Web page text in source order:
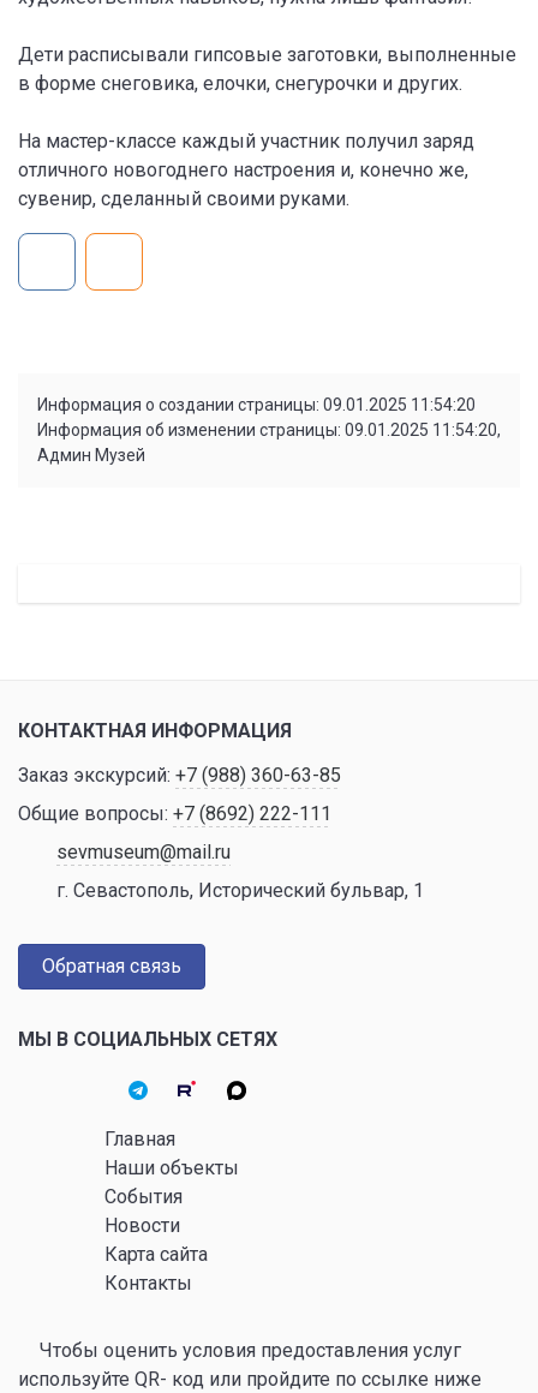
Дети расписывали гипсовые заготовки, выполненные
в форме снеговика, елочки, снегурочки и других.
На мастер-классе каждый участник получил заряд
отличного новогоднего настроения и, конечно же,
сувенир, сделанный своими руками.
Информация о создании страницы: 09.01.2025 11:54:20
Информация об изменении страницы: 09.01.2025 11:54:20,
Админ Музей
КОНТАКТНАЯ ИНФОРМАЦИЯ
Заказ экскурсий: +7 (988) 360-63-85
Общие вопросы: +7 (8692) 222-111
sevmuseum@mail.ru
г. Севастополь, Исторический бульвар, 1
Обратная связь
МЫ В СОЦИАЛЬНЫХ СЕТЯХ
Главная
Наши объекты
События
Новости
Карта сайта
Контакты
Чтобы оценить условия предоставления услуг
используйте QR- код или пройдите по ссылке ниже